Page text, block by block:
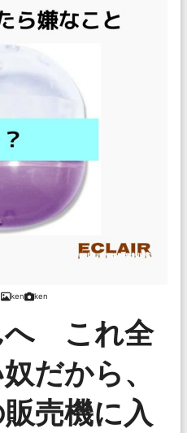
ken ken
へ これ全
だから、
売機に入